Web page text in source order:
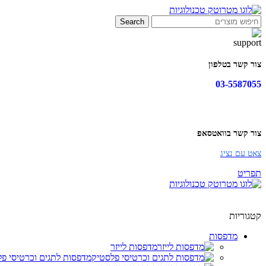
Search
צור קשר בטלפון
03-5587055
צור קשר בוואטסאפ
צאט עם נציג
תפריט
קטגוריות
מדפסות
מדפסות לייזר
מדפסות לתגים וכרטיסי